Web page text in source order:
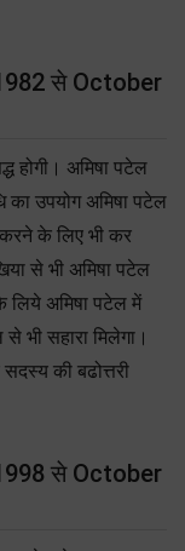
से October
होगी। अमिषा पटेल
उपयोग अमिषा पटेल
के लिए भी कर
से भी अमिषा पटेल
लिये अमिषा पटेल में
भी सहारा मिलेगा।
की बढोत्तरी
से October